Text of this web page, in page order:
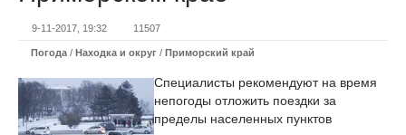
9-11-2017, 19:32 11507
Погода / Находка и округ / Приморский край
Специалисты рекомендуют на время
непогоды отложить поездки за
пределы населенных пунктов